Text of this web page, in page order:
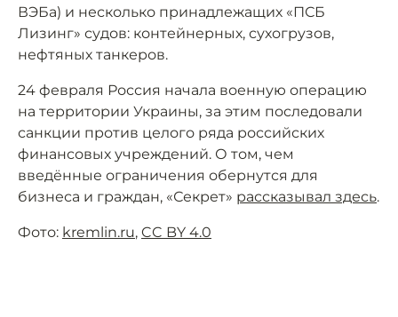
ВЭБа) и несколько принадлежащих «ПСБ
Лизинг» судов: контейнерных, сухогрузов,
нефтяных танкеров.
24 февраля Россия начала военную операцию
на территории Украины, за этим последовали
санкции против целого ряда российских
финансовых учреждений. О том, чем
введённые ограничения обернутся для
бизнеса и граждан, «Секрет» рассказывал здесь.
Фото: kremlin.ru, CC BY 4.0